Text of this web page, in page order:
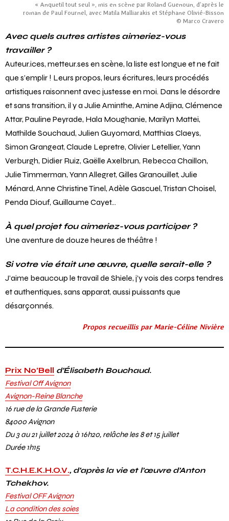
« Anquetil tout seul », mis en scène par Roland Guenoun, d’après le
roman de Paul Fournel, avec Matila Malliarakis et Stéphane Olivié-Bisson
© Marco Cravero
Avec quels autres artistes aimeriez-vous
travailler ?
Auteur.ices, metteur.ses en scène, la liste est longue et ne fait
que s’emplir ! Leurs propos, leurs écritures, leurs procédés
artistiques raisonnent avec justesse en moi. Dans le désordre
et sans transition, il y a Julie Aminthe, Amine Adjina, Clémence
Attar, Pauline Peyrade, Hala Moughanie, Marilyn Mattei,
Mathilde Souchaud, Julien Guyomard, Matthias Claeys,
Simon Grangeat, Claude Lepretre, Olivier Letellier, Yann
Verburgh, Didier Ruiz, Gaëlle Axelbrun, Rebecca Chaillon,
Julie Timmerman, Yann Allegret, Gilles Granouillet, Julie
Ménard, Anne Christine Tinel, Adèle Gascuel, Tristan Choisel,
Penda Diouf, Guillaume Cayet…
À quel projet fou aimeriez-vous participer ?
Une aventure de douze heures de théâtre !
Si votre vie était une œuvre, quelle serait-elle ?
J’aime beaucoup le travail de Shiele, j’y vois des corps tendres
et authentiques, sans apparat, aussi puissants que
désarçonnés.
Propos recueillis par Marie-Céline Nivière
Prix No’Bell d’Élisabeth Bouchaud.
Festival Off Avignon
Avignon-Reine Blanche
16 rue de la Grande Fusterie
84000 Avignon
Du 3 au 21 juillet 2024 à 16h20, relâche les 8 et 15 juillet
Durée 1h15
T.C.H.E.K.H.O.V., d’après la vie et l’œuvre d’Anton
Tchekhov.
Festival OFF Avignon
La condition des soies